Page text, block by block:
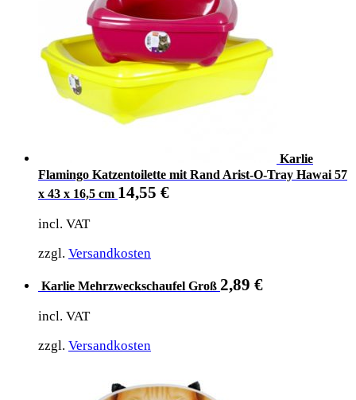
Karlie
Flamingo Katzentoilette mit Rand Arist-O-Tray Hawai 57
x 43 x 16,5 cm 14,55 €
incl. VAT
zzgl. Versandkosten
Karlie Mehrzweckschaufel Groß 2,89 €
incl. VAT
zzgl. Versandkosten